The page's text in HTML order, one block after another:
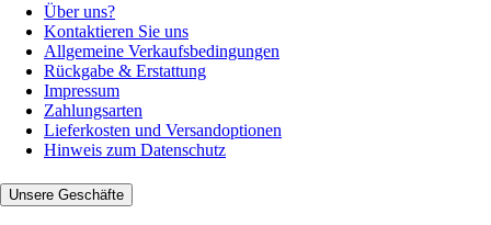
Über uns?
Kontaktieren Sie uns
Allgemeine Verkaufsbedingungen
Rückgabe & Erstattung
Impressum
Zahlungsarten
Lieferkosten und Versandoptionen
Hinweis zum Datenschutz
Unsere Geschäfte